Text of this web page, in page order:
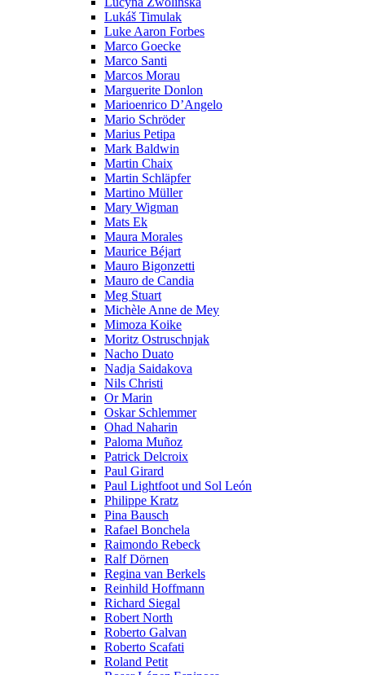
Lukáš Timulak
Luke Aaron Forbes
Marco Goecke
Marco Santi
Marcos Morau
Marguerite Donlon
Marioenrico D’Angelo
Mario Schröder
Marius Petipa
Mark Baldwin
Martin Chaix
Martin Schläpfer
Martino Müller
Mary Wigman
Mats Ek
Maura Morales
Maurice Béjart
Mauro Bigonzetti
Mauro de Candia
Meg Stuart
Michèle Anne de Mey
Mimoza Koike
Moritz Ostruschnjak
Nacho Duato
Nadja Saidakova
Nils Christi
Or Marin
Oskar Schlemmer
Ohad Naharin
Paloma Muñoz
Patrick Delcroix
Paul Girard
Paul Lightfoot und Sol León
Philippe Kratz
Pina Bausch
Rafael Bonchela
Raimondo Rebeck
Ralf Dörnen
Regina van Berkels
Reinhild Hoffmann
Richard Siegal
Robert North
Roberto Galvan
Roberto Scafati
Roland Petit